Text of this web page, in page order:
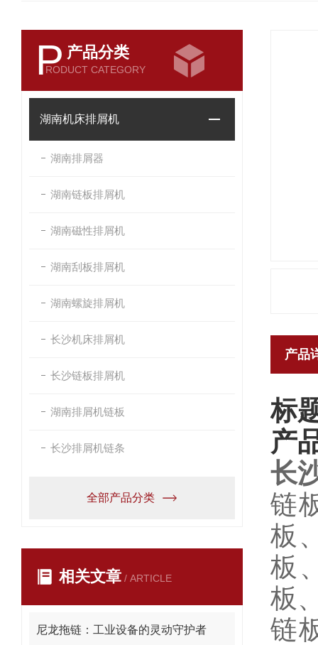
P 产品分类
RODUCT CATEGORY
湖南机床排屑机
湖南排屑器
湖南链板排屑机
湖南磁性排屑机
湖南刮板排屑机
湖南螺旋排屑机
长沙机床排屑机
长沙链板排屑机
湖南排屑机链板
长沙排屑机链条
全部产品分类
相关文章 / ARTICLE
尼龙拖链：工业设备的灵动守护者
产品
标
产
长
链
板
板
板
链